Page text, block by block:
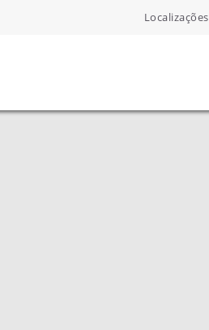
Localizações